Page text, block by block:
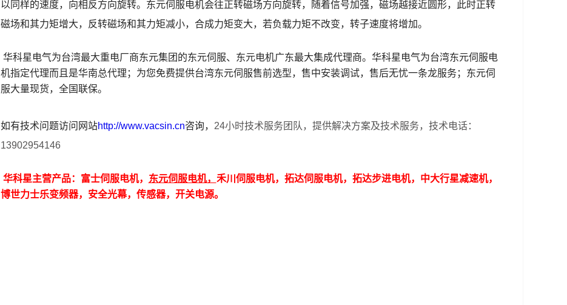
以同样的速度，向相反方向旋转。东元伺服电机会往正转磁场方向旋转，随着信号加强，磁场越接近圆形，此时正转
磁场和其力矩增大，反转磁场和其力矩减小，合成力矩变大，若负载力矩不改变，转子速度将增加。
华科星电气为台湾最大重电厂商东元集团的东元伺服、东元电机广东最大集成代理商。华科星电气为台湾东元伺服电
机指定代理而且是华南总代理；为您免费提供台湾东元伺服售前选型，售中安装调试，售后无忧一条龙服务；东元伺
服大量现货，全国联保。
如有技术问题访问网站http://www.vacsin.cn咨询， 24小时技术服务团队，提供解决方案及技术服务， 技术电话：
13902954146
华科星主营产品：富士伺服电机， 东元伺服电机， 禾川伺服电机，拓达伺服电机，拓达步进电机，中大行星减速机，
博世力士乐变频器，安全光幕，传感器，开关电源。